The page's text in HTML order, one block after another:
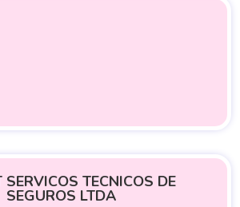
SERVICOS TECNICOS DE
SEGUROS LTDA